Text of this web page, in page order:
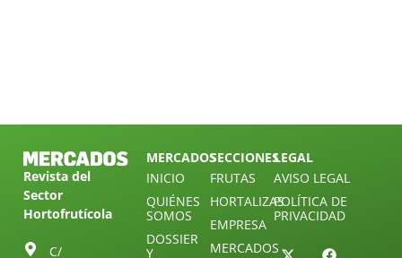
Revista del
Sector
Hortofrutícola
C/
MERCADOS
INICIO
QUIÉNES
SOMOS
DOSSIER
Y
SECCIONES
FRUTAS
HORTALIZAS
EMPRESA
MERCADOS
LEGAL
AVISO LEGAL
POLÍTICA DE
PRIVACIDAD